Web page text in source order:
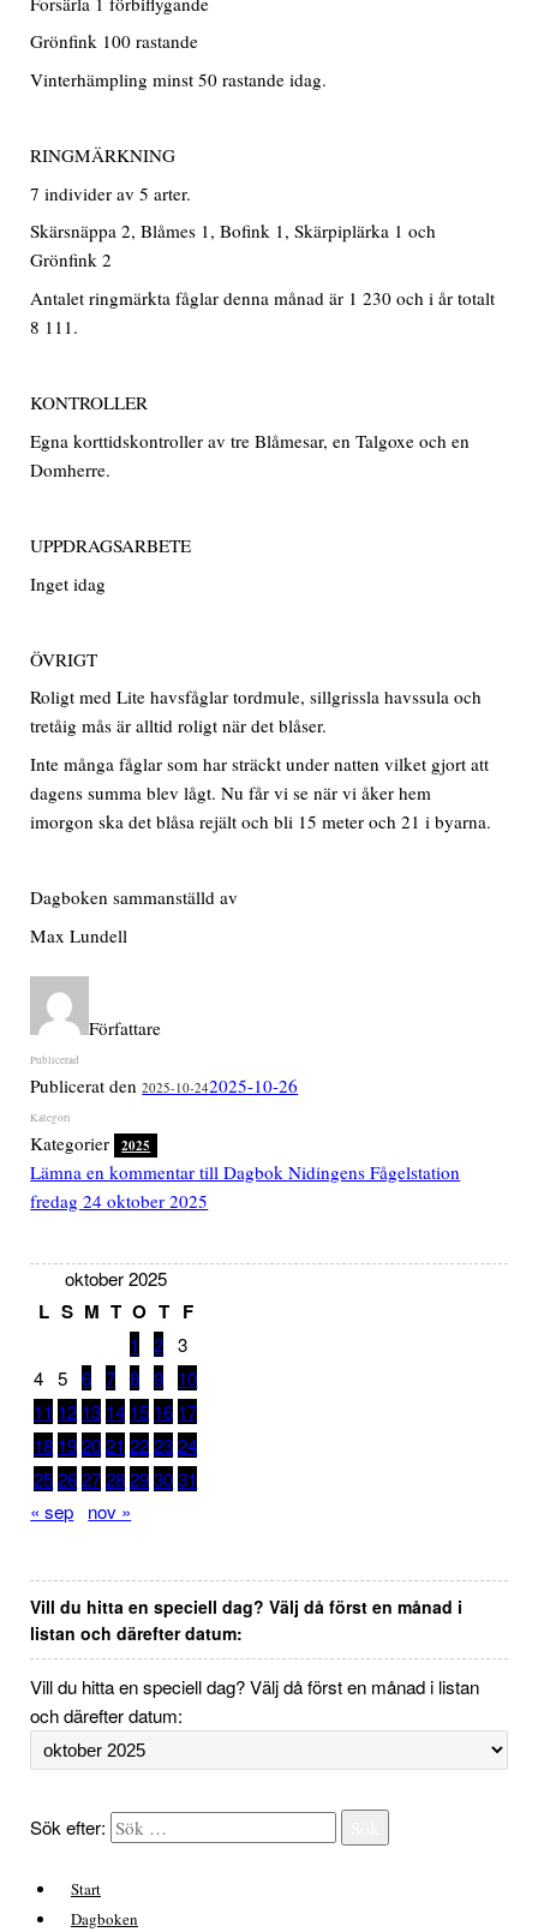
Grönfink 100 rastande
Vinterhämpling minst 50 rastande idag.
RINGMÄRKNING
7 individer av 5 arter.
Skärsnäppa 2, Blåmes 1, Bofink 1, Skärpiplärka 1 och
Grönfink 2
Antalet ringmärkta fåglar denna månad är 1 230 och i år totalt
8 111.
KONTROLLER
Egna korttidskontroller av tre Blåmesar, en Talgoxe och en
Domherre.
UPPDRAGSARBETE
Inget idag
ÖVRIGT
Roligt med Lite havsfåglar tordmule, sillgrissla havssula och
tretåig mås är alltid roligt när det blåser.
Inte många fåglar som har sträckt under natten vilket gjort att
dagens summa blev lågt. Nu får vi se när vi åker hem
imorgon ska det blåsa rejält och bli 15 meter och 21 i byarna.
Dagboken sammanställd av
Max Lundell
Författare
Publicerat den2025-10-242025-10-26
Kategorier 2025
Lämna en kommentar till Dagbok Nidingens Fågelstation
fredag 24 oktober 2025
oktober 2025
L S M T O T F
1 2 3
4 5 6 7 8 9
10
11 12 13 14 15 16 17
18 19 20 21 22 23 24
25 26 27 28 29 30 31
« sep
nov »
Vill du hitta en speciell dag? Välj då först en månad i
listan och därefter datum:
Vill du hitta en speciell dag? Välj då först en månad i listan
och därefter datum:
Sök efter:
Start
Dagboken